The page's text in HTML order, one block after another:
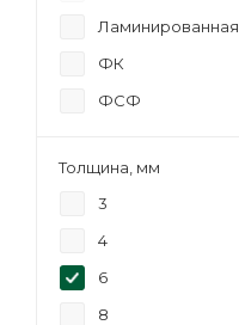
Ламинированная
ФК
ФСФ
Толщина, мм
3
4
6
8